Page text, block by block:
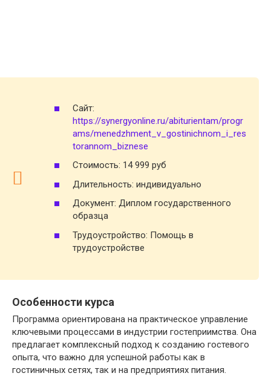
Сайт:
https://synergyonline.ru/abiturientam/progr
ams/menedzhment_v_gostinichnom_i_res
torannom_biznese
Стоимость: 14 999 руб
Длительность: индивидуально
Документ: Диплом государственного
образца
Трудоустройство: Помощь в
трудоустройстве
Особенности курса
Программа ориентирована на практическое управление
ключевыми процессами в индустрии гостеприимства. Она
предлагает комплексный подход к созданию гостевого
опыта, что важно для успешной работы как в
гостиничных сетях, так и на предприятиях питания.